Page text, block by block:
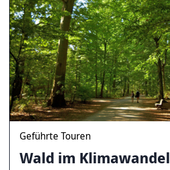
Geführte Touren
Wald im Klimawandel